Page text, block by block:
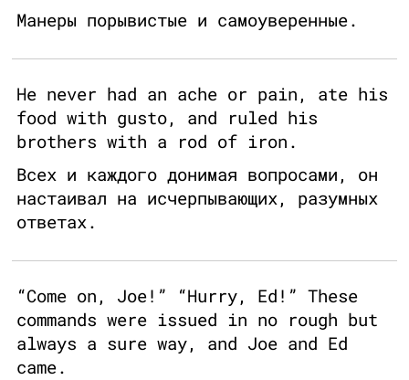
Манеры порывистые и самоуверенные.
He never had an ache or pain, ate his
food with gusto, and ruled his
brothers with a rod of iron.
Всех и каждого донимая вопросами, он
настаивал на исчерпывающих, разумных
ответах.
“Come on, Joe!” “Hurry, Ed!” These
commands were issued in no rough but
always a sure way, and Joe and Ed
came.